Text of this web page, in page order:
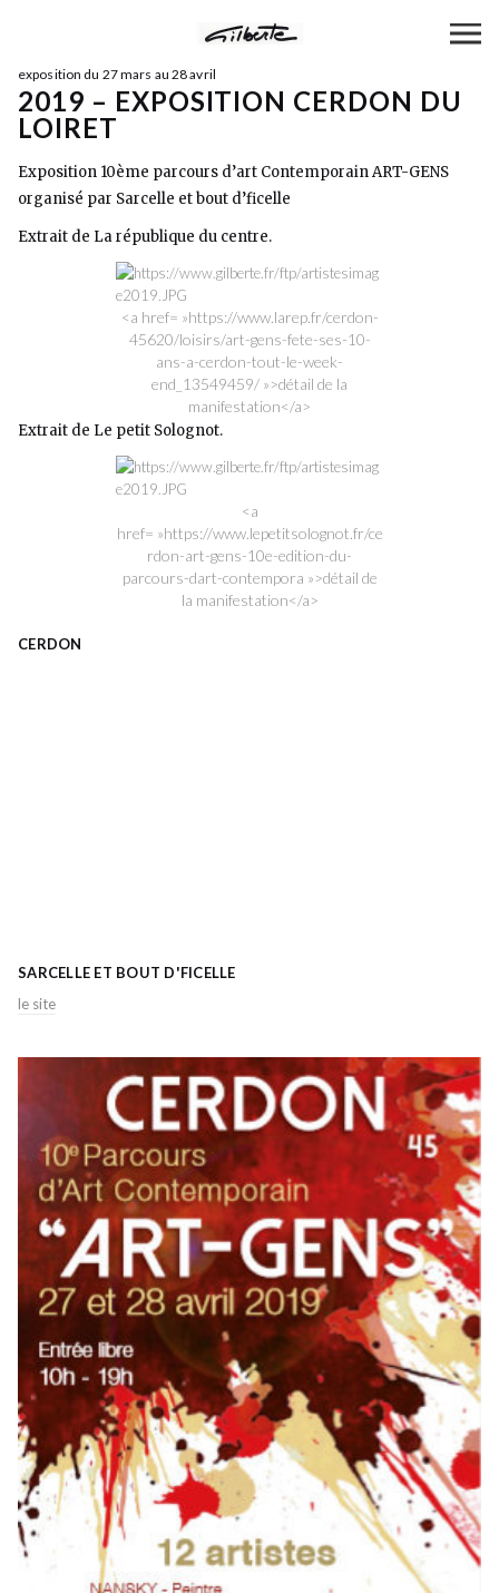
exposition du 27 mars au 28 avril
2019 – EXPOSITION CERDON DU
LOIRET
Exposition 10ème parcours d’art Contemporain ART-GENS
organisé par Sarcelle et bout d’ficelle
Extrait de La république du centre.
<a href= »https://www.larep.fr/cerdon-
45620/loisirs/art-gens-fete-ses-10-
ans-a-cerdon-tout-le-week-
end_13549459/ »>détail de la
manifestation</a>
Extrait de Le petit Solognot.
<a
href= »https://www.lepetitsolognot.fr/ce
rdon-art-gens-10e-edition-du-
parcours-dart-contempora »>détail de
la manifestation</a>
CERDON
SARCELLE ET BOUT D'FICELLE
le site